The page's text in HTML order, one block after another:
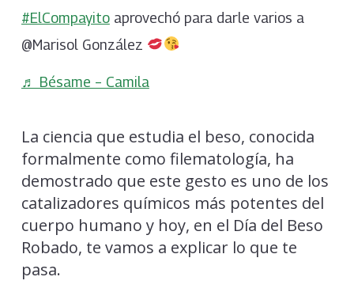
#ElCompayitoaprovechó para darle varios a
@Marisol González
♬ Bésame – Camila
La ciencia que estudia el beso, conocida
formalmente como filematología, ha
demostrado que este gesto es uno de los
catalizadores químicos más potentes del
cuerpo humano y hoy, en el Día del Beso
Robado, te vamos a explicar lo que te
pasa.